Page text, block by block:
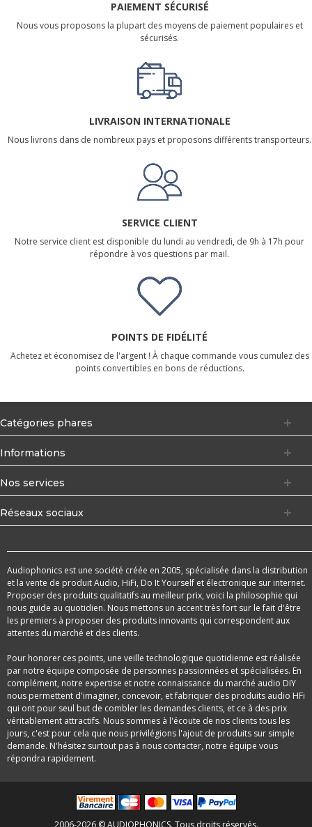
PAIEMENT SÉCURISÉ
Nous vous proposons la plupart des moyens de paiement populaires et
sécurisés.
LIVRAISON INTERNATIONALE
Nous livrons dans de nombreux pays et proposons différents transporteurs.
SERVICE CLIENT
Notre service client est disponible du lundi au vendredi, de 9h à 17h pour
répondre à vos questions par mail.
POINTS DE FIDÉLITÉ
Achetez et économisez de l'argent ! À chaque commande vous cumulez des
points convertibles en bons de réductions.
Catégories phares
Informations
Nos services
Réseaux sociaux
Audiophonics est une société créée en 2005, spécialisée dans la distribution
et la vente de produit Audio, HiFi, Do It Yourself et électronique sur internet.
Proposer des produits qualitatifs au meilleur prix, voici la philosophie qui
nous guide au quotidien. Nous mettons un accent très fort sur le fait d'être
les premiers à proposer des produits innovants qui correspondent aux
attentes du marché et des clients.
Pour honorer ces points, une veille technologique quotidienne est réalisée
par notre équipe composée de personnes passionnées et spécialisées. En
complément, notre expertise et notre connaissance du marché audio DIY
nous permettent d'imaginer, concevoir, et fabriquer des produits audio HFi
qui ont pour seul but de combler les demandes clients, et ce à des prix
véritablement attractifs. Nous sommes à l'écoute de nos clients tous les
jours, c'est pour cela que nous privilégions l'ajout de produits sur simple
demande. N'hésitez surtout pas à nous contacter, notre équipe vous
répondra rapidement.
2006-2026 © AUDIOPHONICS. Tous droits réservés.